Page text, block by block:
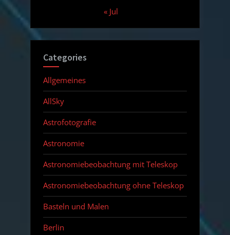
« Jul
Categories
Allgemeines
AllSky
Astrofotografie
Astronomie
Astronomiebeobachtung mit Teleskop
Astronomiebeobachtung ohne Teleskop
Basteln und Malen
Berlin